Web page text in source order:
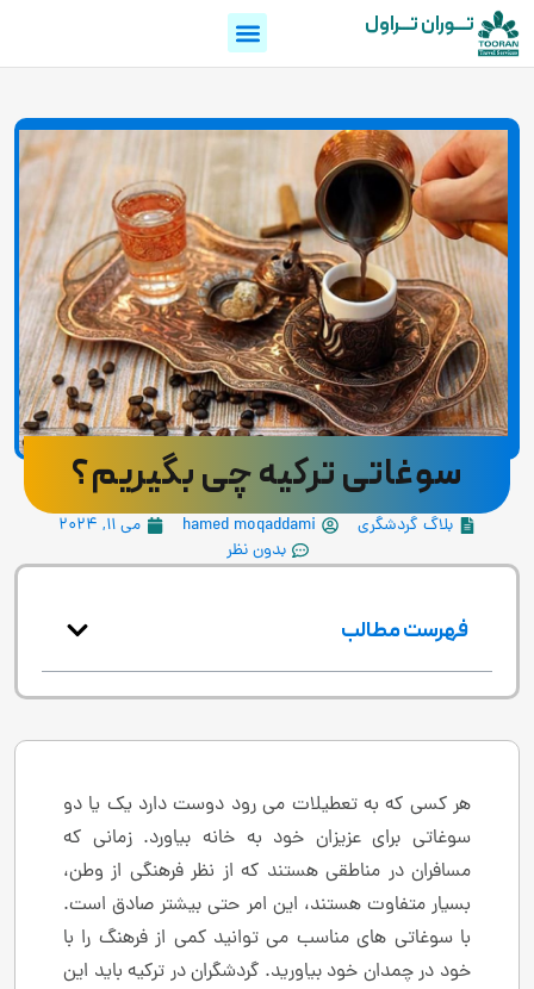
تـــوران تـــراول
سوغاتی ترکیه چی بگیریم؟
بلاگ گردشگری hamed moqaddami
می 11, 2024
بدون نظر
فهرست مطالب
هر کسی که به تعطیلات می رود دوست دارد یک یا دو
سوغاتی برای عزیزان خود به خانه بیاورد. زمانی که
مسافران در مناطقی هستند که از نظر فرهنگی از وطن،
بسیار متفاوت هستند، این امر حتی بیشتر صادق است.
با سوغاتی های مناسب می توانید کمی از فرهنگ را با
خود در چمدان خود بیاورید. گردشگران در ترکیه باید این